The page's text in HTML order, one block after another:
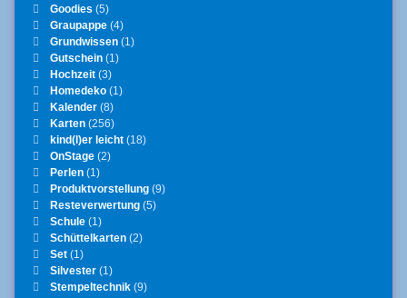
Goodies (5)
Graupappe(4)
Grundwissen(1)
Gutschein(1)
Hochzeit(3)
Homedeko(1)
Kalender(8)
Karten(256)
kind(l)er leicht(18)
OnStage(2)
Perlen(1)
Produktvorstellung(9)
Resteverwertung(5)
Schule(1)
Schüttelkarten(2)
Set(1)
Silvester(1)
Stempeltechnik(9)